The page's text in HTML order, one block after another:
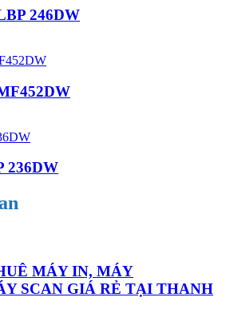
246DW
236DW
MÁY IN, MÁY
SCAN GIÁ RẺ TẠI THANH